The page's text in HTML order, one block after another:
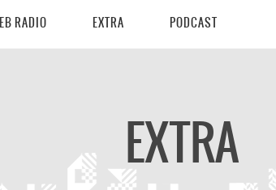
RADIO EXTRA PODCAST
EXTRA